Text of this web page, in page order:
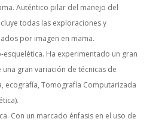
Auténtico pilar del manejo del
todas las exploraciones y
por imagen en mama.
esquelética. Ha experimentado un gran
una gran variación de técnicas de
ecografía, Tomografía Computarizada
Con un marcado énfasis en el uso de